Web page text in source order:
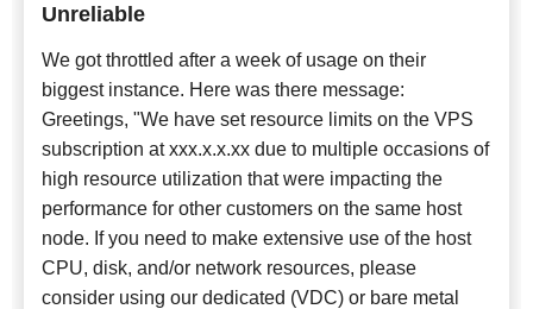
Unreliable
We got throttled after a week of usage on their
biggest instance. Here was there message:
Greetings, "We have set resource limits on the VPS
subscription at xxx.x.x.xx due to multiple occasions of
high resource utilization that were impacting the
performance for other customers on the same host
node. If you need to make extensive use of the host
CPU, disk, and/or network resources, please
consider using our dedicated (VDC) or bare metal